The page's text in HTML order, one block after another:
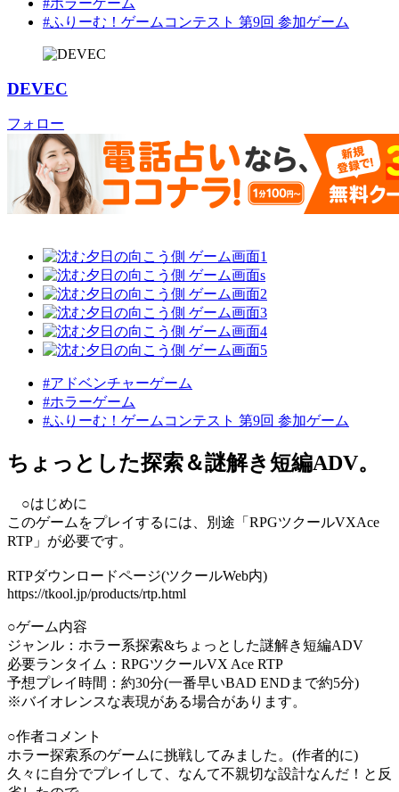
#ふりーむ！ゲームコンテスト 第9回 参加ゲーム
DEVEC
フォロー
#アドベンチャーゲーム
#ホラーゲーム
#ふりーむ！ゲームコンテスト 第9回 参加ゲーム
ちょっとした探索＆謎解き短編ADV。
○はじめに
このゲームをプレイするには、別途「RPGツクールVXAce
RTP」が必要です。
RTPダウンロードページ(ツクールWeb内)
https://tkool.jp/products/rtp.html
○ゲーム内容
ジャンル：ホラー系探索&ちょっとした謎解き短編ADV
必要ランタイム：RPGツクールVX Ace RTP
予想プレイ時間：約30分(一番早いBAD ENDまで約5分)
※バイオレンスな表現がある場合があります。
○作者コメント
ホラー探索系のゲームに挑戦してみました。(作者的に)
久々に自分でプレイして、なんて不親切な設計なんだ！と反